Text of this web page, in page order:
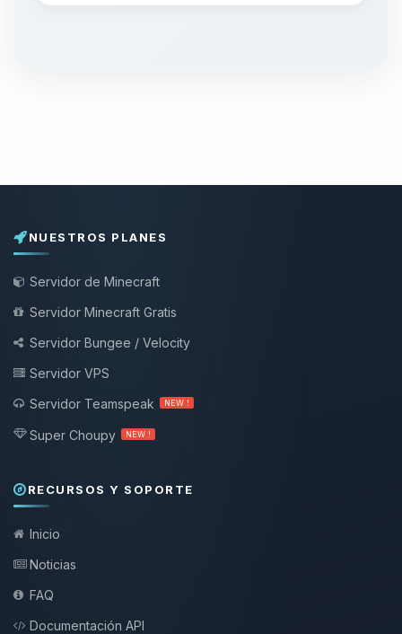
NUESTROS PLANES
Servidor de Minecraft
Servidor Minecraft Gratis
Servidor Bungee / Velocity
Servidor VPS
Servidor Teamspeak
NEW !
Super Choupy NEW !
RECURSOS Y SOPORTE
Inicio
Noticias
FAQ
Documentación API